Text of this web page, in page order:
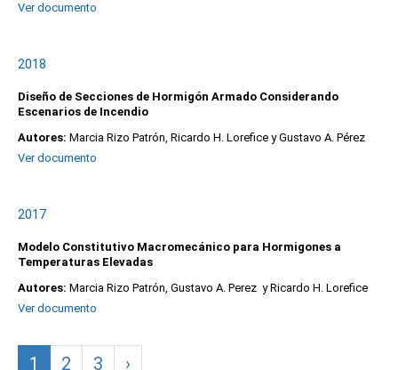
Ver documento
2018
Diseño de Secciones de Hormigón Armado Considerando
Escenarios de Incendio
Autores: Marcia Rizo Patrón, Ricardo H. Lorefice y Gustavo A. Pérez
Ver documento
2017
Modelo Constitutivo Macromecánico para Hormigones a
Temperaturas Elevadas
Autores: Marcia Rizo Patrón, Gustavo A. Perez y Ricardo H. Lorefice
Ver documento
1 2 3 ›